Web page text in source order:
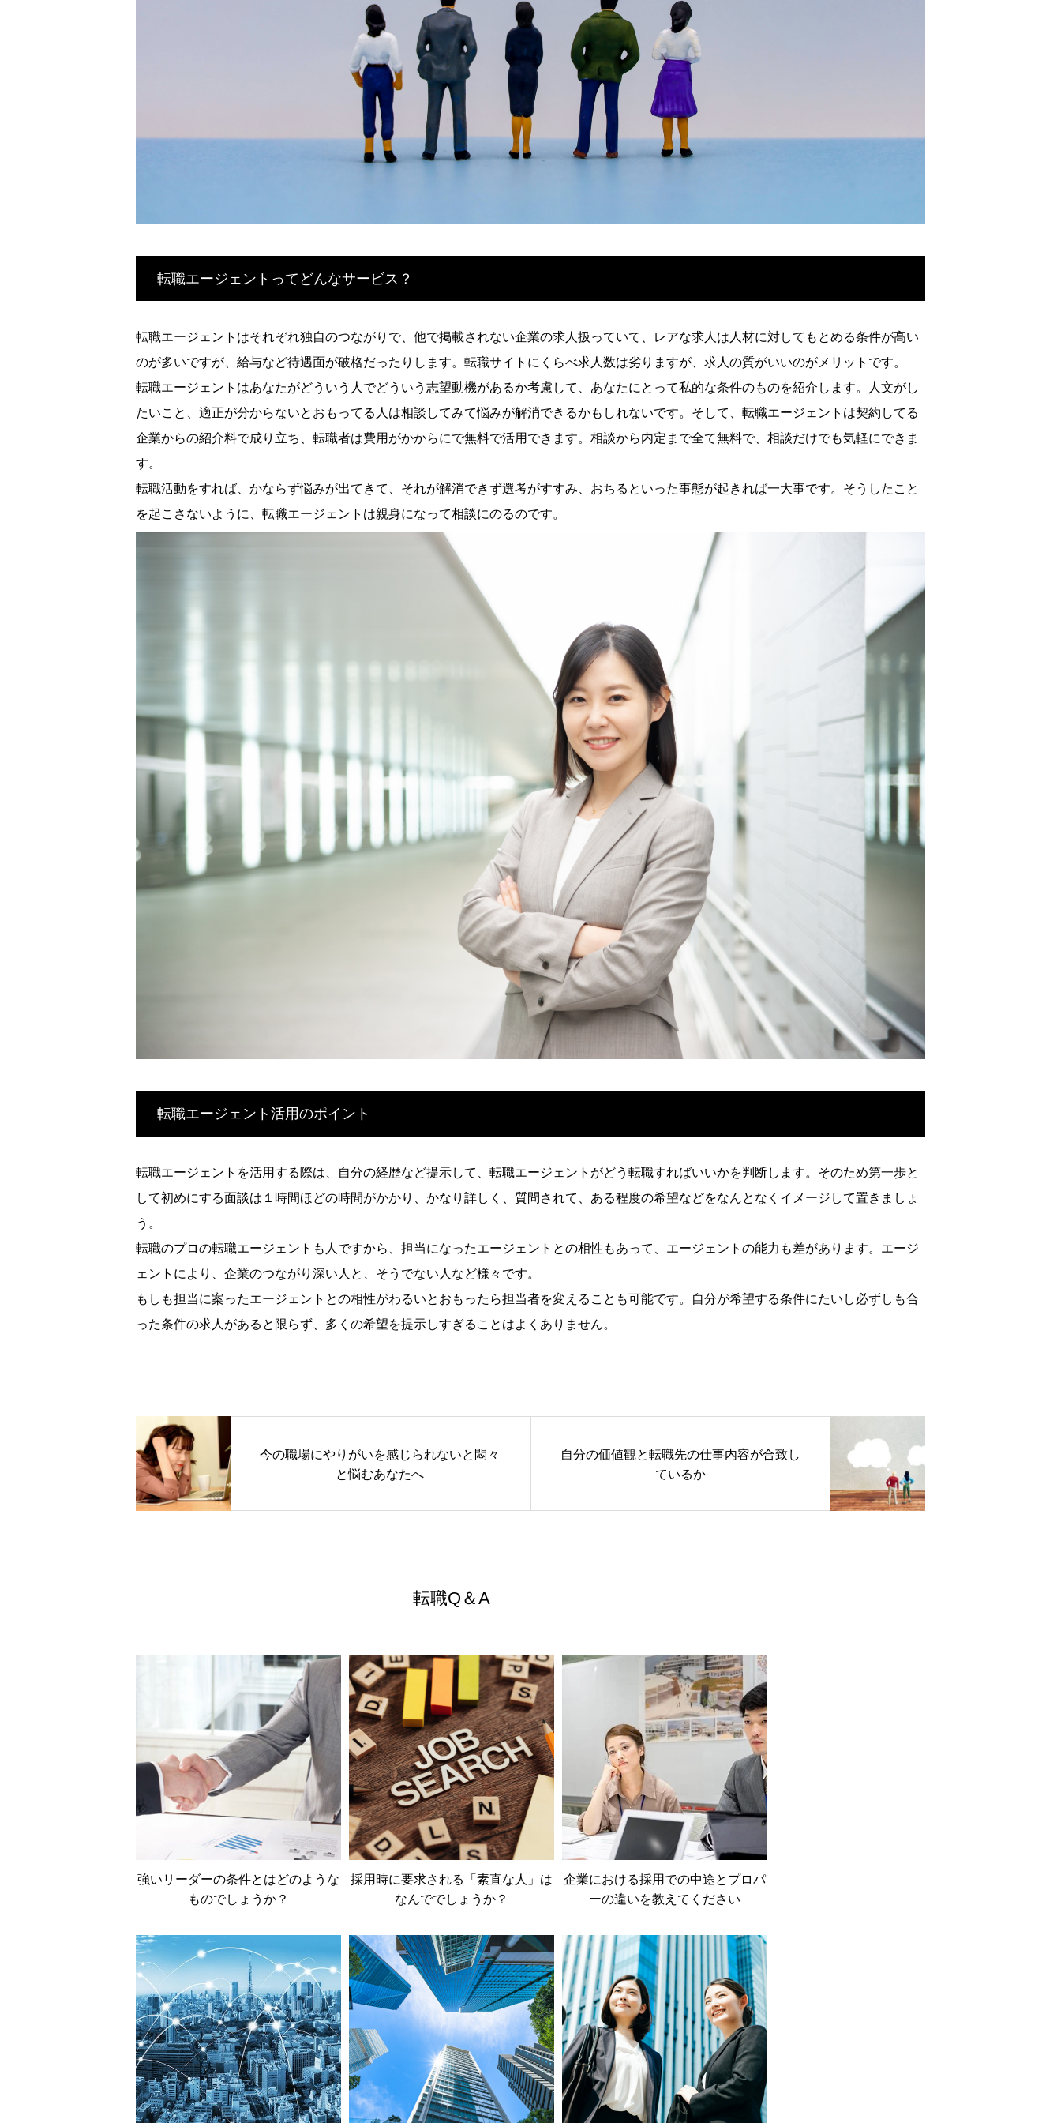
転職エージェントってどんなサービス？
転職エージェントはそれぞれ独自のつながりで、他で掲載されない企業の求人扱っていて、レアな求人は人材に対してもとめる条件が高い
のが多いですが、給与など待遇面が破格だったりします。転職サイトにくらべ求人数は劣りますが、求人の質がいいのがメリットです。
転職エージェントはあなたがどういう人でどういう志望動機があるか考慮して、あなたにとって私的な条件のものを紹介します。人文がし
たいこと、適正が分からないとおもってる人は相談してみて悩みが解消できるかもしれないです。そして、転職エージェントは契約してる
企業からの紹介料で成り立ち、転職者は費用がかからにで無料で活用できます。相談から内定まで全て無料で、相談だけでも気軽にできま
す。
転職活動をすれば、かならず悩みが出てきて、それが解消できず選考がすすみ、おちるといった事態が起きれば一大事です。そうしたこと
を起こさないように、転職エージェントは親身になって相談にのるのです。
転職エージェント活用のポイント
転職エージェントを活用する際は、自分の経歴など提示して、転職エージェントがどう転職すればいいかを判断します。そのため第一歩と
して初めにする面談は１時間ほどの時間がかかり、かなり詳しく、質問されて、ある程度の希望などをなんとなくイメージして置きましょ
う。
転職のプロの転職エージェントも人ですから、担当になったエージェントとの相性もあって、エージェントの能力も差があります。エージ
ェントにより、企業のつながり深い人と、そうでない人など様々です。
もしも担当に案ったエージェントとの相性がわるいとおもったら担当者を変えることも可能です。自分が希望する条件にたいし必ずしも合
った条件の求人があると限らず、多くの希望を提示しすぎることはよくありません。
今の職場にやりがいを感じられないと悶々
と悩むあなたへ
自分の価値観と転職先の仕事内容が合致し
ているか
転職Q＆A
強いリーダーの条件とはどのような
ものでしょうか？
採用時に要求される「素直な人」は
なんででしょうか？
企業における採用での中途とプロパ
ーの違いを教えてください